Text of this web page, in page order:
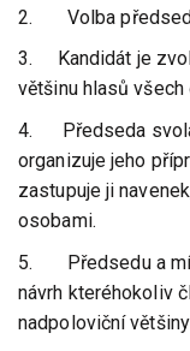
2. Volba
3. Kandidát je
většinu hlasů
4. Předseda
organizuje jeho
zastupuje ji
osobami.
5. Předsedu a
návrh kteréhokoliv
nadpoloviční